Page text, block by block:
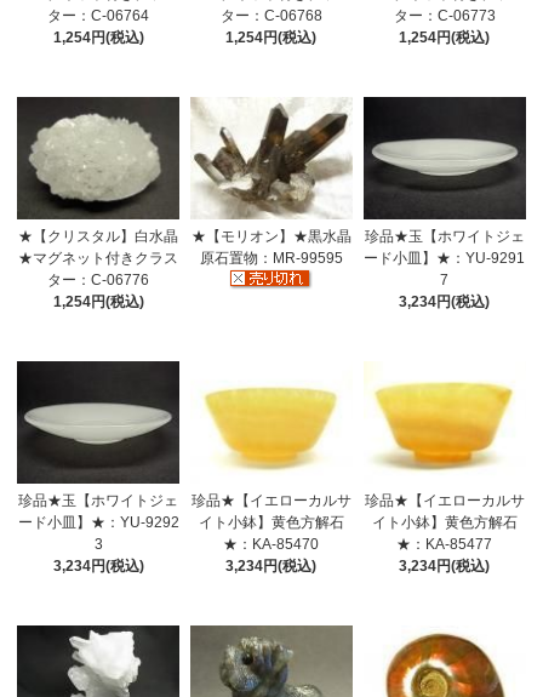
ター：C-06764
1,254円(税込)
ター：C-06768
1,254円(税込)
ター：C-06773
1,254円(税込)
★【クリスタル】白水晶
★マグネット付きクラス
ター：C-06776
1,254円(税込)
★【モリオン】★黒水晶
原石置物：MR-99595
珍品★玉【ホワイトジェ
ード小皿】★：YU-9291
7
3,234円(税込)
珍品★玉【ホワイトジェ
ード小皿】★：YU-9292
3
3,234円(税込)
珍品★【イエローカルサ
イト小鉢】黄色方解石
★：KA-85470
3,234円(税込)
珍品★【イエローカルサ
イト小鉢】黄色方解石
★：KA-85477
3,234円(税込)